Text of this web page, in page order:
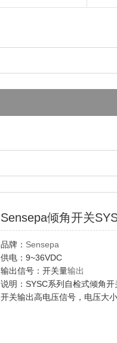
Sensepa倾角开关
品牌： Sensepa
供电：9~36VDC
输出信号：开关量输出
说明：SYSC系列自检式倾角
开关输出高电压信号，电压大